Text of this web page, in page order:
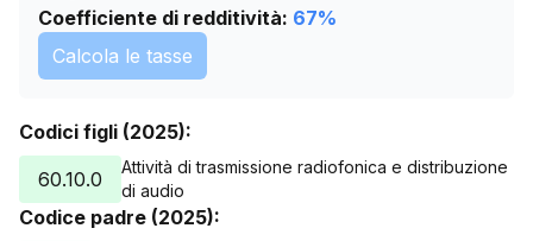
Coefficiente di redditività: 67%
Calcola le tasse
Codici figli (2025):
60.10.0
Attività di trasmissione radiofonica e distribuzione
di audio
Codice padre (2025):